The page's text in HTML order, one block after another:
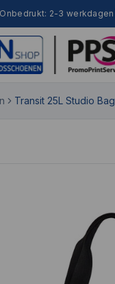
Onbedrukt: 2-3 werkdagen
Transit 25L Studio Bag